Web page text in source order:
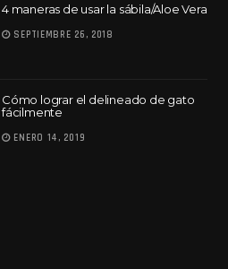
4 maneras de usar la sábila/Aloe Vera
SEPTIEMBRE 26, 2018
Cómo lograr el delineado de gato
fácilmente
ENERO 14, 2019